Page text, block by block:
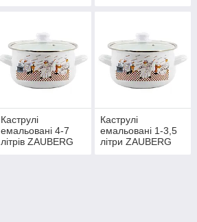
Каструлi
емальовані 4-7
літрів ZAUBERG
Каструлi
емальовані 1-3,5
літри ZAUBERG